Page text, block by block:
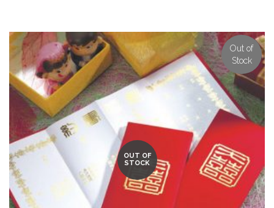
Out of
Stock
OUT OF
STOCK